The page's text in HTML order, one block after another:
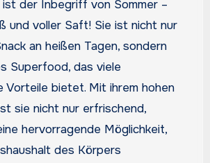
und voller Saft! Sie ist nicht nur
an heißen Tagen, sondern
Superfood, das viele
Vorteile bietet. Mit ihrem hohen
sie nicht nur erfrischend,
hervorragende Möglichkeit,
des Körpers